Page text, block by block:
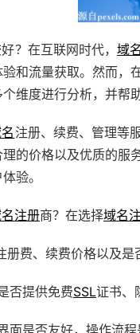
？在互联网时代， 域名
和流量获取。然而，
维度进行分析，并帮
注册、续费、管理等
的价格以及优质的服
验。
注册商？在选择域名
册费、续费价格以及是
否提供免费SSL证书、
面是否友好，操作流程